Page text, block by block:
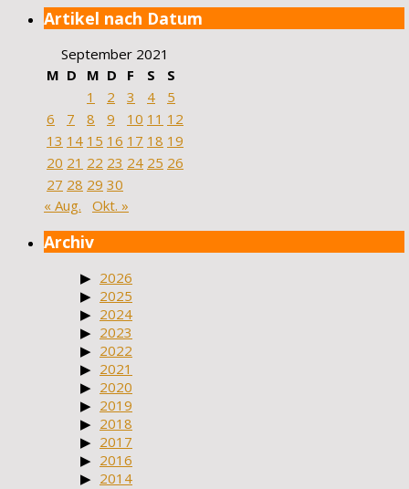
Artikel nach Datum
September 2021
M D M D F S
S
1
2 3 4
5
6
7 8 9 10 11 12
13 14 15 16 17 18 19
20 21 22 23 24 25 26
27 28 29 30
« Aug.
Okt. »
Archiv
2026
2025
2024
2023
2022
2021
2020
2019
2018
2017
2016
2014